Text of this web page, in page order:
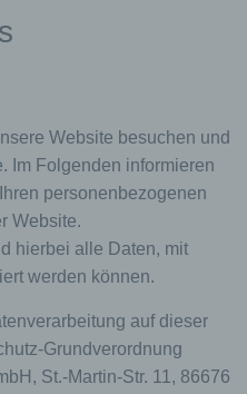
Website besuchen und
Im Folgenden informieren
personenbezogenen
Website.
hierbei alle Daten, mit
werden können.
auf dieser
Grundverordnung
St.-Martin-Str. 11, 86676